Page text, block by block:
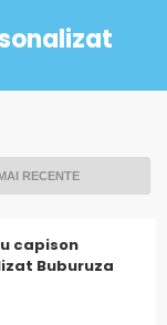
capison
Buburuza